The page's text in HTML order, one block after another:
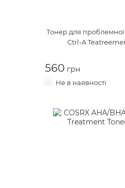
Тонер для
Ctrl-A
560